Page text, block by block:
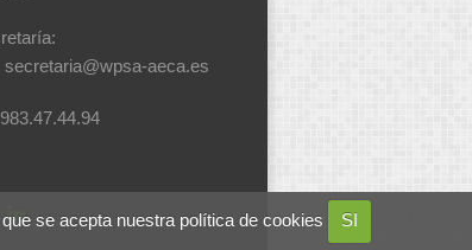
se acepta nuestra política de cookies
SI
secretaria@wpsa-aeca.es
983.47.44.94